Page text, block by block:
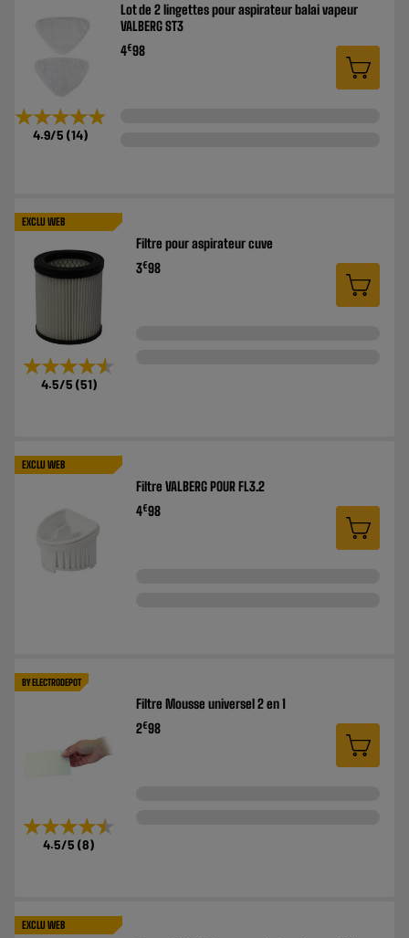
★★★★★
★★★★★
4.9/5 (14)
Lot de 2 lingettes pour aspirateur balai vapeur
VALBERG ST3
4€98
EXCLU WEB
★★★★★
★★★★★
4.5/5 (51)
Filtre pour aspirateur cuve
3€98
EXCLU WEB
Filtre VALBERG POUR FL3.2
4€98
BY ELECTRODEPOT
★★★★★
★★★★★
4.5/5 (8)
Filtre Mousse universel 2 en 1
2€98
EXCLU WEB